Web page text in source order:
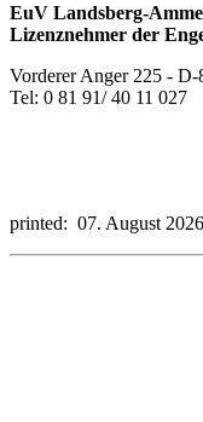
EuV Landsberg-
Lizenznehmer der
Vorderer Anger 225 -
Tel: 0 81 91/ 40 11 027
printed: 07. August